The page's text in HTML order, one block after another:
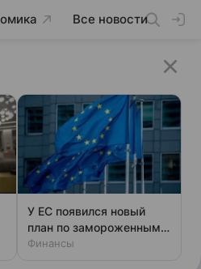
Все новости
У ЕС появился новый
план по замороженным
активам России
Финансы